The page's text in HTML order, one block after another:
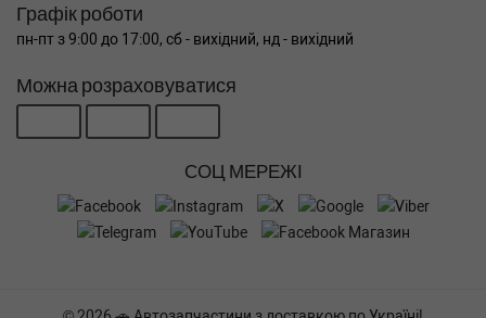
Графік роботи
пн-пт з 9:00 до 17:00, сб - вихідний, нд - вихідний
Можна розраховуватися
СОЦ МЕРЕЖІ